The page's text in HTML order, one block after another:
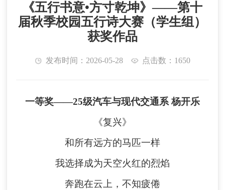
《五行书意•方寸乾坤》——第十
届秋季校园五行诗大赛（学生组）
获奖作品
发布时间：2026-05-28 点击数：1650
一等奖——25级汽车与现代交通系杨开乐
《复兴》
和所有远方的马匹一样
我选择成为天空火红的烈焰
奔跑在云上，不知疲倦